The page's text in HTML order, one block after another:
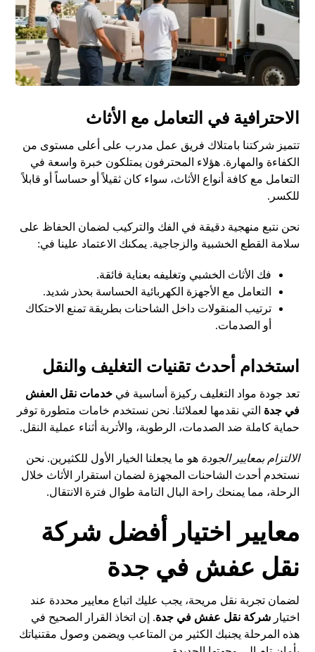
الاحترافية في التعامل مع الأثاث
تتميز شركتنا بامتلاك فريق عمل مدرب على أعلى مستوى من
الكفاءة والمهارة. هؤلاء المحترفون يمتلكون خبرة واسعة في
التعامل مع كافة أنواع الأثاث، سواء كان ثقيلاً أو حساساً أو قابلاً
للكسر.
نحن نتبع منهجية دقيقة في الفك والتركيب لضمان الحفاظ على
سلامة القطع الخشبية والزجاجية. يمكنك الاعتماد علينا في:
فك الأثاث الخشبي وتغليفه بعناية فائقة.
التعامل مع الأجهزة الكهربائية الحساسة بحذر شديد.
ترتيب المنقولات داخل الشاحنات بطريقة تمنع الاحتكاك
أو الصدمات.
استخدام أحدث تقنيات التغليف والنقل
تعد جودة مواد التغليف ركيزة أساسية فيخدمات نقل العفش
في جدة التي نقدمها لعملائنا. نحن نستخدم خامات متطورة توفر
حماية كاملة ضد الصدمات، الرطوبة، والأتربة أثناء عملية النقل.
الالتزام بمعايير الجودة هو ما يجعلنا الخيار الأول للكثيرين. نحن
نستخدم أحدث الشاحنات المجهزة لضمان استقرار الأثاث خلال
الرحلة، مما يمنحك راحة البال التامة طوال فترة الانتقال.
معايير اختيار أفضل شركة
نقل عفش في جدة
لضمان تجربة نقل مريحة، يجب عليك اتباع معايير محددة عند
اختيارشركة نقل عفش في جدة. إن اتخاذ القرار الصحيح في
هذه المرحلة يجنبك الكثير من المتاعب ويضمن وصول مقتنياتك